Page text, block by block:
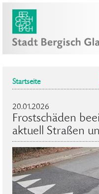
Startseite
20.01.2026
Frostschäden
aktuell Straßen